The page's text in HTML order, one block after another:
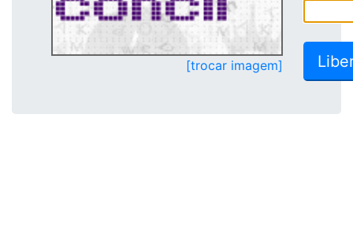
[trocar imagem]